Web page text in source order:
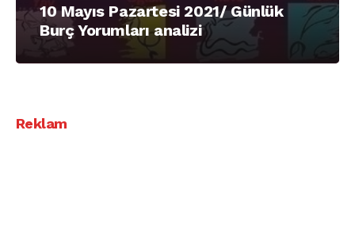
10 Mayıs Pazartesi 2021/ Günlük
Burç Yorumları analizi
Reklam